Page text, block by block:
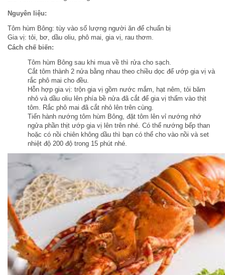
Nguyên liệu:
Tôm hùm Bông: tùy vào số lượng người ăn để chuẩn bị
Gia vị: tỏi, bơ, dầu oliu, phô mai, gia vị, rau thơm.
Cách chế biến:
Tôm hùm Bông sau khi mua về thì rửa cho sạch.
Cắt tôm thành 2 nửa bằng nhau theo chiều dọc để ướp gia vị và
rắc phô mai cho đều.
Hỗn hợp gia vị: trộn gia vị gồm nước mắm, hạt nêm, tỏi băm
nhỏ và dầu oliu lên phía bề nửa đã cắt để gia vị thấm vào thịt
tôm. Rắc phô mai đã cắt nhỏ lên trên cùng.
Tiến hành nướng tôm hùm Bông, đặt tôm lên vỉ nướng nhớ
ngửa phần thịt ướp gia vị lên trên nhé. Có thể nướng bếp than
hoặc có nồi chiên không dầu thì bạn có thể cho vào nồi và set
nhiệt độ 200 độ trong 15 phút nhé.